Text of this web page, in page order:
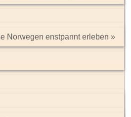
Norwegen enstpannt erleben